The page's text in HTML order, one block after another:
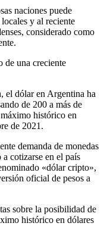
naciones puede
y al reciente
considerado como
de una creciente
el dólar en Argentina ha
de 200 a más de
histórico en
de 2021.
demanda de monedas
cotizarse en el país
«dólar cripto»,
oficial de pesos a
sobre la posibilidad de
histórico en dólares